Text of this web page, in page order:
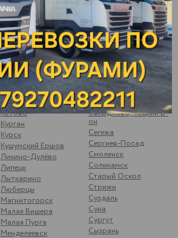
Киров
Кирово-Чепецк
Ковров
Королев
Кострома
Котлас
Котово
Кошки
Красноуфимск
Красноярск
Кстово
Курган
Курск
Кушумский Ершов
Ликино-Дулёво
Липецк
Лыткарино
Люберцы
Магнитогорск
Малая Вишера
Малая Пурга
Менделеевск
Пугачев
Ромоданово
Рыбинск
Рыбная Слобода
Рязань
Самара
Санкт-Петербург
Саранск
Сарапул
Саратов
Свердлово, Тоцкий р-
он
Сегежа
Сергиев-Посад
Смоленск
Соликамск
Старый Оскол
Стрижи
Суздаль
Суна
Сургут
Сызрань